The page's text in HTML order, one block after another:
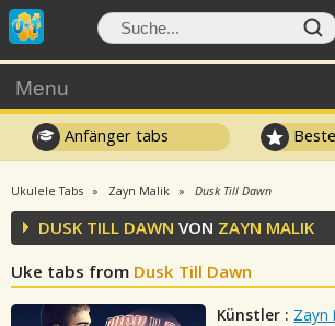
Menu
Anfänger tabs
Ukulele Tabs Zayn Malik Dusk Till Dawn
DUSK TILL DAWN VON ZAYN MALIK
Uke tabs from Dusk Till Dawn
Künstler : Zayn